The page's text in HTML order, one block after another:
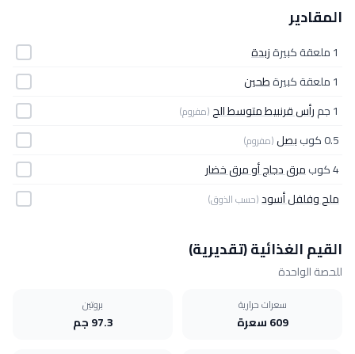
المقادير
1 ملعقة كبيرة
زبدة
1 ملعقة كبيرة
طحين
1 جم
رأس قرنبيط متوسط الح(مفروم)
0.5 كوب بصل(مفروم)
4 كوب
مرق دجاج أو مرق خضار
ملح وفلفل أسود(حسب الذوق)
القيم الغذائية (تقديرية)
للحصة الواحدة
سعرات حرارية
609 سعرة
بروتين
97.3 جم